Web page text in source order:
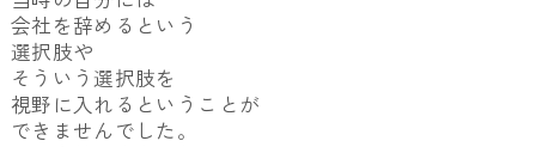
会社を辞めるという
選択肢や
そういう選択肢を
視野に入れるということが
できませんでした。